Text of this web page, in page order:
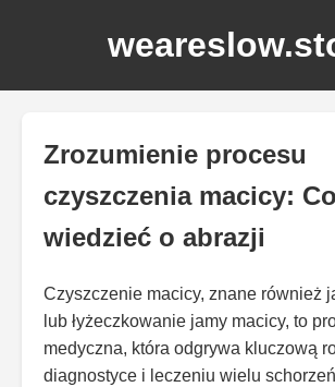
Zrozumienie procesu
czyszczenia macicy:
wiedzieć o abrazji
Czyszczenie macicy, znane również
lub łyżeczkowanie jamy macicy, to
medyczna, która odgrywa kluczową
diagnostyce i leczeniu wielu schorzeń